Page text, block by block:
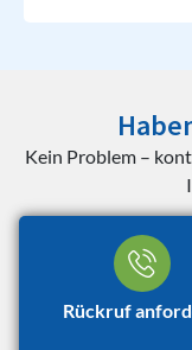
Kein Problem –
Rückruf